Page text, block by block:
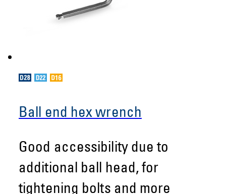
Ball end hex wrench
Good accessibility due to
additional ball head, for
tightening bolts and more